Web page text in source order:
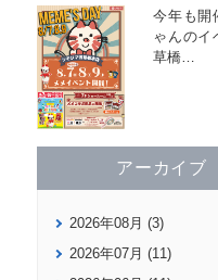
今年も開
ゃんのイ
草橋…
アーカイブ
2026年08月 (3)
2026年07月 (11)